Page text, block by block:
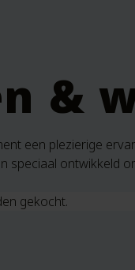
&
een plezierige
speciaal ontwikkeld
gekocht.